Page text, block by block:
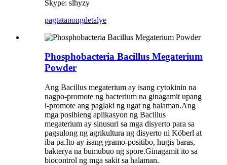
Skype: slhyzy
pagtatanongdetalye
Phosphobacteria Bacillus Megaterium
Powder
Ang Bacillus megaterium ay isang cytokinin na
nagpo-promote ng bacterium na ginagamit upang
i-promote ang paglaki ng ugat ng halaman.Ang
mga posibleng aplikasyon ng Bacillus
megaterium ay sinusuri sa mga disyerto para sa
pagsulong ng agrikultura ng disyerto ni Köberl at
iba pa.Ito ay isang gramo-positibo, hugis baras,
bakterya na bumubuo ng spore.Ginagamit ito sa
biocontrol ng mga sakit sa halaman.